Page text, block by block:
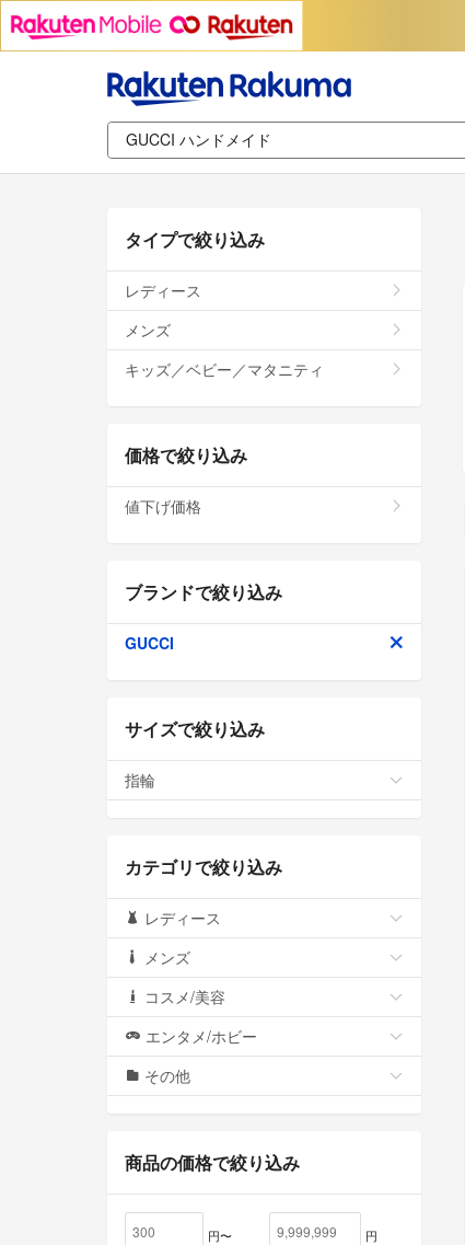
タイプで絞り込み
レディース
メンズ
キッズ／ベビー／マタニティ
価格で絞り込み
値下げ価格
ブランドで絞り込み
GUCCI
サイズで絞り込み
指輪
カテゴリで絞り込み
レディース
メンズ
コスメ/美容
エンタメ/ホビー
その他
商品の価格で絞り込み
円〜 円